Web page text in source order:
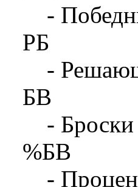
-
РБ
-
БВ
-
%БВ
-